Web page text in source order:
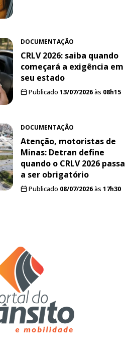
DOCUMENTAÇÃO
CRLV 2026: saiba quando
começará a exigência em
seu estado
Publicado 13/07/2026às 08h15
DOCUMENTAÇÃO
Atenção, motoristas de
Minas: Detran define
quando o CRLV 2026 passa
a ser obrigatório
Publicado 08/07/2026às 17h30